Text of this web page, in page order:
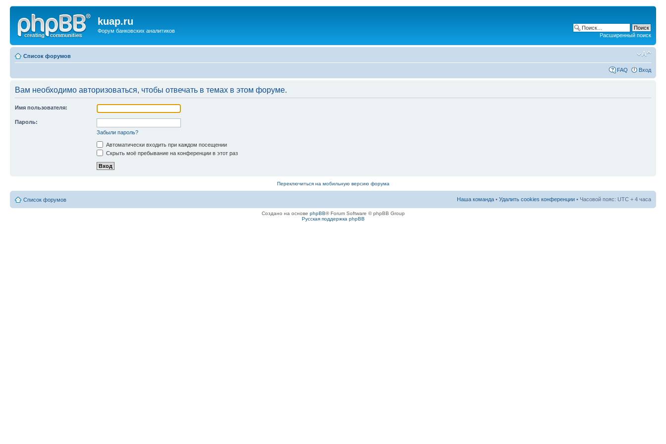
kuap.ru
Форум банковских аналитиков
Расширенный поиск
Список форумов
FAQ Вход
Вам необходимо авторизоваться, чтобы отвечать в темах в этом форуме.
Имя пользователя:
Пароль:
Забыли пароль?
Автоматически входить при каждом посещении
Скрыть моё пребывание на конференции в этот раз
Переключиться на мобильную версию форума
Список форумов Наша команда • Удалить cookies конференции • Часовой пояс: UTC + 4 часа
Создано на основе phpBB® Forum Software © phpBB Group
Русская поддержка phpBB